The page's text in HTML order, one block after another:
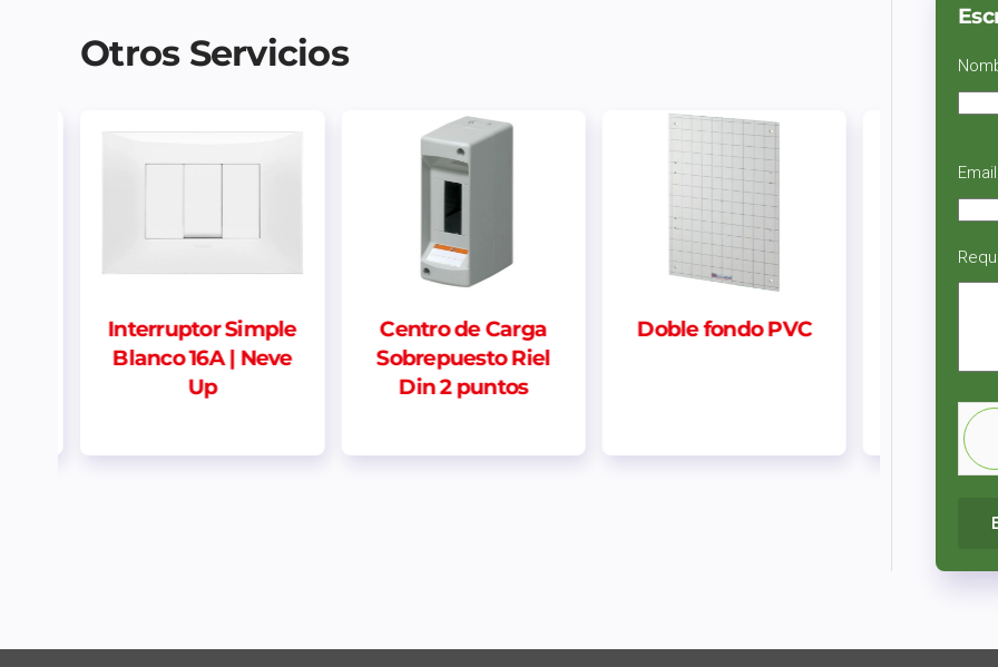
Otros Servicios
Centro de Carga
Sobrepuesto Riel
Din 2 puntos
Doble fondo PVC
Interruptor Simple
Email